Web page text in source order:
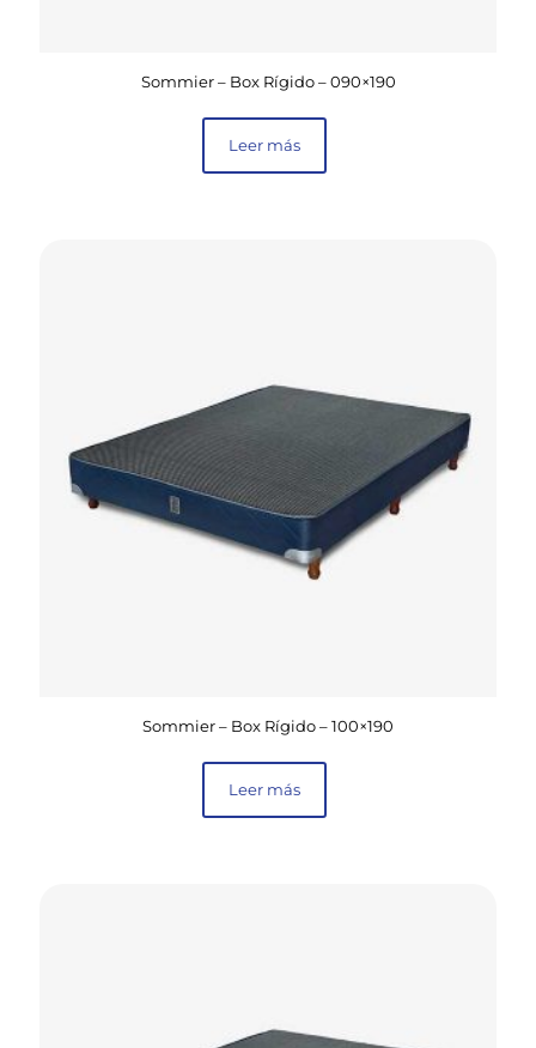
Sommier – Box Rígido – 090×190
Leer más
Sommier – Box Rígido – 100×190
Leer más